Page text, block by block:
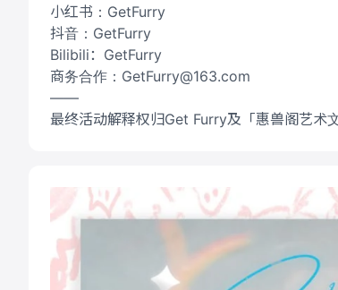
小红书：GetFurry
抖音：GetFurry
Bilibili：GetFurry
商务合作：GetFurry@163.com
——
最终活动解释权归Get Furry及「惠兽阁艺术